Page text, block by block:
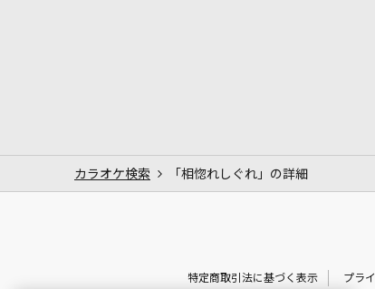
カラオケ検索 「相惚れしぐれ」の詳細
特定商取引法に基づく表示
プラ